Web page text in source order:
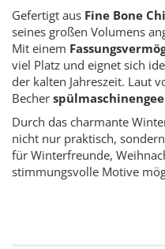
Gefertigt aus Fine Bone
seines großen Volumens
Mit einem
viel Platz und eignet sich
der kalten Jahreszeit. Laut
Becher
Durch das charmante
nicht nur praktisch,
für Winterfreunde,
stimmungsvolle Motive